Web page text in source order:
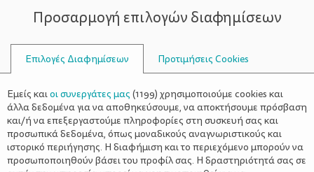
ΣΥΜΒΟΥΛΟΙ
ΔΈΡΜΑ
Προσαρμογή επιλογών διαφημίσεων
Επιλογές Διαφημίσεων Προτιμήσεις Cookies
Εμείς καιοι συνεργάτες μας (1199) χρησιμοποιούμε cookies και
άλλα δεδομένα για να αποθηκεύσουμε, να αποκτήσουμε πρόσβαση
και/ή να επεξεργαστούμε πληροφορίες στη συσκευή σας και
προσωπικά δεδομένα, όπως μοναδικούς αναγνωριστικούς και
ιστορικό περιήγησης. Η διαφήμιση και το περιεχόμενο μπορούν να
προσωποποιηθούν βάσει του προφίλ σας. Η δραστηριότητά σας σε